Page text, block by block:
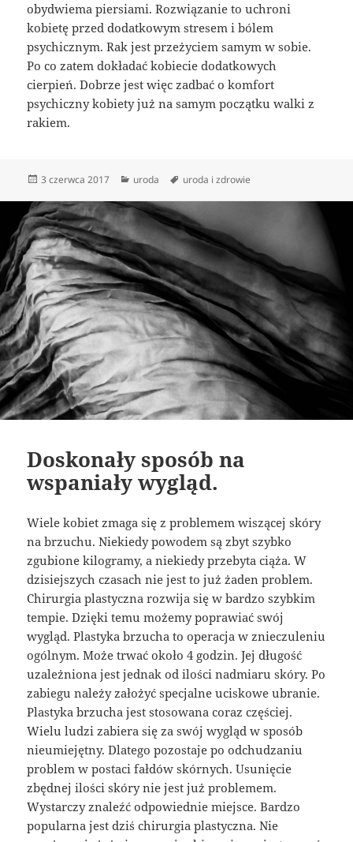
obydwiema piersiami. Rozwiązanie to uchroni
kobietę przed dodatkowym stresem i bólem
psychicznym. Rak jest przeżyciem samym w sobie.
Po co zatem dokładać kobiecie dodatkowych
cierpień. Dobrze jest więc zadbać o komfort
psychiczny kobiety już na samym początku walki z
rakiem.
Data
3 czerwca 2017 Kategorie
uroda Tagi
uroda i zdrowie
Doskonały sposób na
wspaniały wygląd.
Wiele kobiet zmaga się z problemem wiszącej skóry
na brzuchu. Niekiedy powodem są zbyt szybko
zgubione kilogramy, a niekiedy przebyta ciąża. W
dzisiejszych czasach nie jest to już żaden problem.
Chirurgia plastyczna rozwija się w bardzo szybkim
tempie. Dzięki temu możemy poprawiać swój
wygląd. Plastyka brzucha to operacja w znieczuleniu
ogólnym. Może trwać około 4 godzin. Jej długość
uzależniona jest jednak od ilości nadmiaru skóry. Po
zabiegu należy założyć specjalne uciskowe ubranie.
Plastyka brzucha jest stosowana coraz częściej.
Wielu ludzi zabiera się za swój wygląd w sposób
nieumiejętny. Dlatego pozostaje po odchudzaniu
problem w postaci fałdów skórnych. Usunięcie
zbędnej ilości skóry nie jest już problemem.
Wystarczy znaleźć odpowiednie miejsce. Bardzo
popularna jest dziś chirurgia plastyczna. Nie